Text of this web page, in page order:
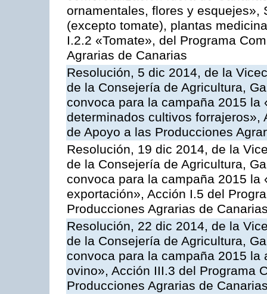
ornamentales, flores y esquejes»,
(excepto tomate), plantas
I.2.2 «Tomate», del Programa
Agrarias de Canarias
Resolución, 5 dic 2014, de la
de la Consejería de Agricultura,
convoca para la campaña 2015 la
determinados cultivos forrajeros»,
de Apoyo a las Producciones
Resolución, 19 dic 2014, de la
de la Consejería de Agricultura,
convoca para la campaña 2015
exportación», Acción I.5 del
Producciones Agrarias de
Resolución, 22 dic 2014, de la
de la Consejería de Agricultura,
convoca para la campaña 2015
ovino», Acción III.3 del Programa
Producciones Agrarias de